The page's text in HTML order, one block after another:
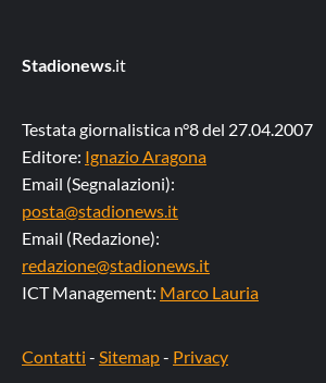
Stadionews.it
Testata giornalistica n°8 del 27.04.2007
Editore: Ignazio Aragona
Email (Segnalazioni):
posta@stadionews.it
Email (Redazione):
redazione@stadionews.it
ICT Management: Marco Lauria
Contatti - Sitemap- Privacy